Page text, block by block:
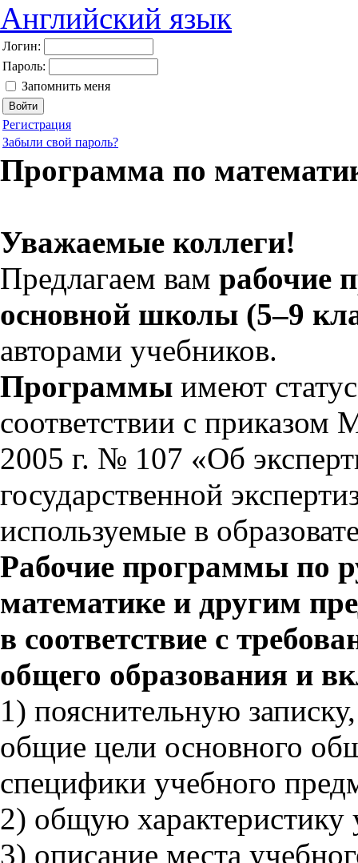
Английский язык
Логин:
Пароль:
Запомнить меня
Регистрация
Забыли свой пароль?
Программа по
Уважаемые коллеги!
Предлагаем вам рабочие
основной школы (5–9
авторами учебников.
Программы имеют статус
соответствии с приказом
2005 г. № 107 «Об
государственной
используемые в
Рабочие программы по
математике и другим
в соответствие с
общего образования и
1) пояснительную
общие цели основного
специфики учебного
2) общую характеристику
3) описание места